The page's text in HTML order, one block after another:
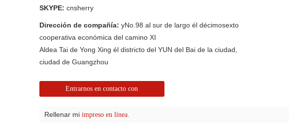
SKYPE: cnsherry
Dirección de compañía: yNo.98 al sur de largo él décimosexto
cooperativa económica del camino XI
Aldea Tai de Yong Xing él districto del YUN del Bai de la ciudad,
ciudad de Guangzhou
Entrarnos en contacto con
Rellenar mi impreso en línea.